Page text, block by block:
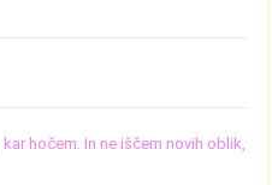
hočem. In ne iščem novih oblik,